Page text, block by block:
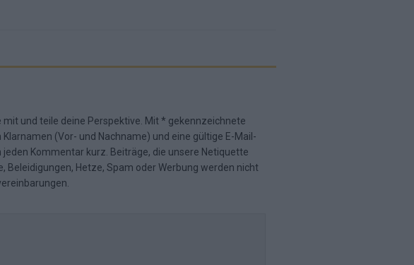
mit und teile deine Perspektive. Mit * gekennzeichnete
(Vor- und Nachname) und eine gültige E-Mail-
Kommentar kurz. Beiträge, die unsere Netiquette
Beleidigungen, Hetze, Spam oder Werbung werden nicht